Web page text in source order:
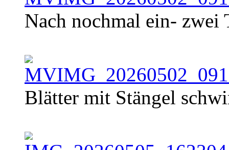
Nach nochmal ein- zwei
Blätter mit Stängel